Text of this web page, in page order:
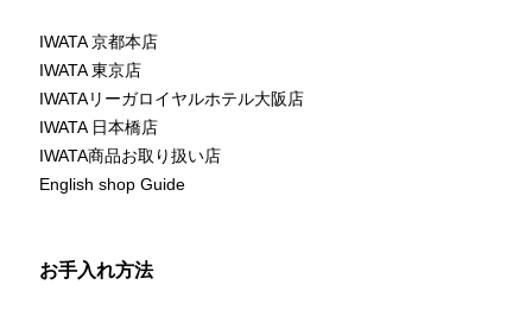
IWATA 京都本店
IWATA 東京店
IWATAリーガロイヤルホテル大阪店
IWATA 日本橋店
IWATA商品お取り扱い店
English shop Guide
お手入れ方法